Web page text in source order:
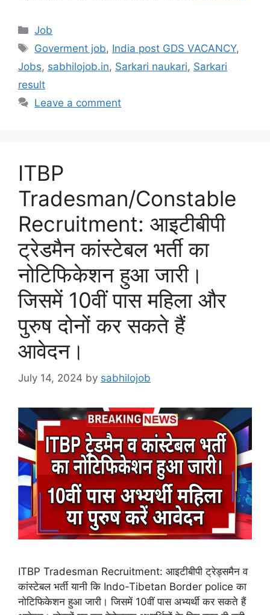
Categories
Job
Tags
Goverment job, India post GDS VACANCY,
Jobs, sabhilojob.in, Sarkari naukari, Sarkari
result
Leave a comment
ITBP
Tradesman/Constable
Recruitment: आइटीबीपी
ट्रेडमैन कांस्टेबल भर्ती का
नोटिफिकेशन हुआ जारी।
जिसमें 10वीं पास महिला और
पुरुष दोनों कर सकते हैं
आवेदन।
July 14, 2024 by sabhilojob
ITBP Tradesman Recruitment: आइटीबीपी ट्रेड्समैन व
कांस्टेबल भर्ती यानी कि Indo-Tibetan Border police का
नोटिफिकेशन हुआ जारी। जिसमें 10वीं पास अभ्यर्थी कर सकते हैं